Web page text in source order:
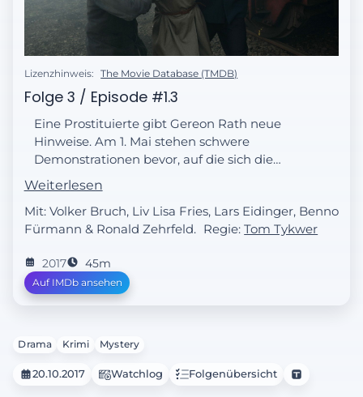
Lizenzhinweis: The Movie Database (TMDB)
Folge 3 / Episode #1.3
Eine Prostituierte gibt Gereon Rath neue
Hinweise. Am 1. Mai stehen schwere
Demonstrationen bevor, auf die sich die
Kollegen im Polizeipräsidium mit hartem
Geschütz vorbereiten. Swetlana Sorokina
versucht, den Güterzug, der mittlerweile in
Berlin eingetroffen ist, in ihrem Interesse
wird misstrauisch und bringt sich in Gefahr.
Weiterlesen
Mit: Volker Bruch, Liv Lisa Fries, Lars Eidinger, Benno
Fürmann & Ronald Zehrfeld. Regie:Tom Tykwer
2017 45m
Auf IMDb ansehen
Drama Krimi Mystery
20.10.2017 Watchlog Folgenübersicht